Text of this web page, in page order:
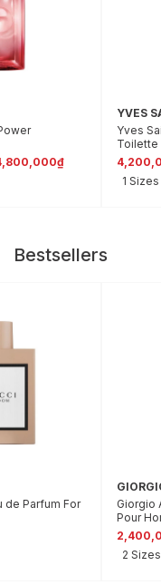
YVES
Yves
Toilette
1 Sizes
Bestsellers
de Parfum For
Giorgio
Pour
2 Sizes